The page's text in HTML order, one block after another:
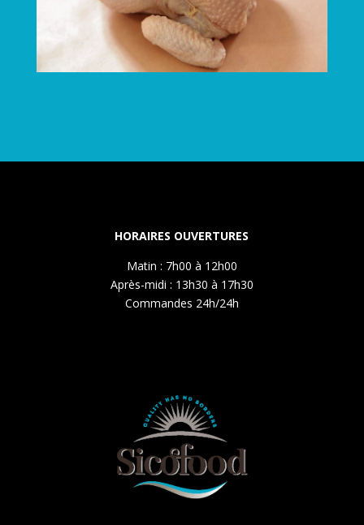
HORAIRES OUVERTURES
Matin : 7h00 à 12h00
Après-midi : 13h30 à 17h30
Commandes 24h/24h